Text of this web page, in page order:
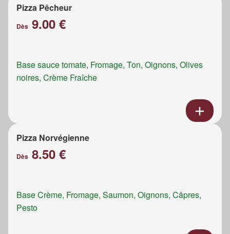
Pizza Pêcheur
Dès 9.00 €
Base sauce tomate, Fromage, Ton, Oignons, Olives
noires, Crème Fraîche
Pizza Norvégienne
Dès 8.50 €
Base Crème, Fromage, Saumon, Oignons, Câpres,
Pesto